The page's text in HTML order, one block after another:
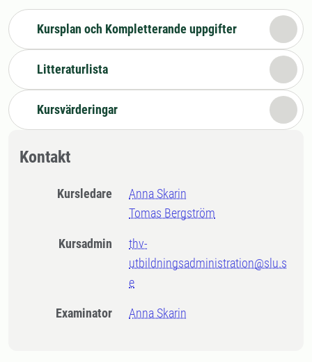
Kursplan och Kompletterande uppgifter
Litteraturlista
Kursvärderingar
Kontakt
Kursledare
Anna Skarin
Tomas Bergström
Kursadmin
thv-
utbildningsadministration@slu.s
e
Examinator Anna Skarin